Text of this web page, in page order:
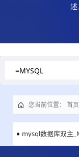
述
您当前位置： 首页
mysql数据库双主